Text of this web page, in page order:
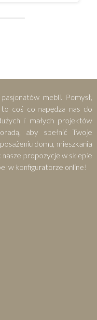
mebli. Pomysł,
coś co napędza nas do
i małych projektów
aby spełnić Twoje
domu, mieszkania
nasze propozycje w sklepie
w konfiguratorze online!